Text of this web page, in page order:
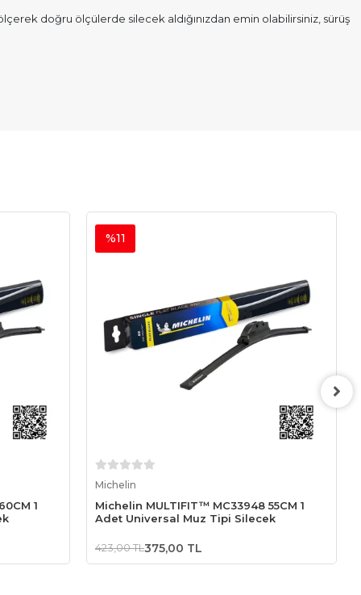
doğru ölçülerde silecek aldığınızdan emin olabilirsiniz, sürüş
1
Michelin
Michelin MULTIFIT™ MC33948 55CM 1
Adet Universal Muz Tipi Silecek
%11
423,00 TL375,00 TL